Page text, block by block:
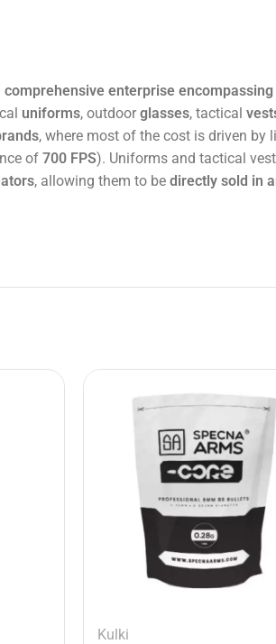
enterprise
uniforms, outdoor glasses, tactical
, where most of the cost is driven by
of 700 FPS). Uniforms and tactical
, allowing them to be directly sold in
Kulki